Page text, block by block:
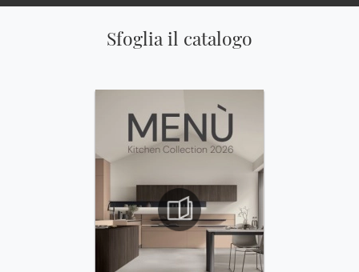
Sfoglia il catalogo